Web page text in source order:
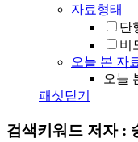
자료형태
단
비
오늘 본 자
오늘
패싯닫기
검색키워드 저자 :